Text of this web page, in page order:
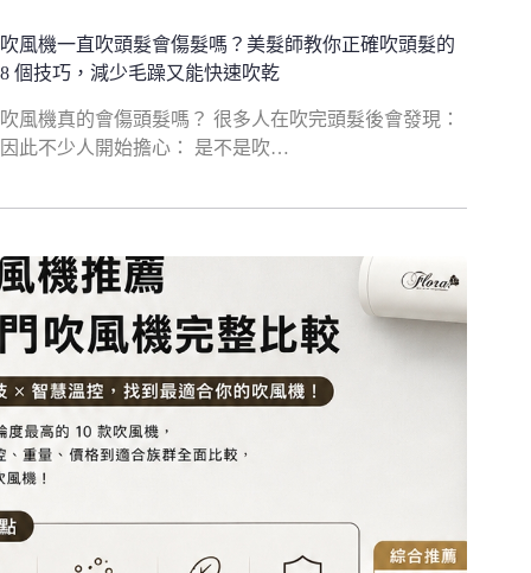
吹風機一直吹頭髮會傷髮嗎？美髮師教你正確吹頭髮的
8 個技巧，減少毛躁又能快速吹乾
吹風機真的會傷頭髮嗎？ 很多人在吹完頭髮後會發現：
因此不少人開始擔心： 是不是吹…